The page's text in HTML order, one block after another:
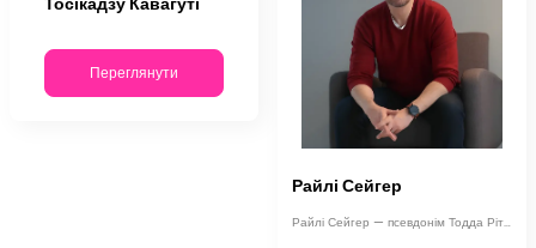
Переглянути
Райлі Сейгер
Райлі Сейгер — псевдонім Тодда Ріттера, колишнього американського журналіста, р…